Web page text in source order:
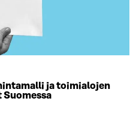
ja toimialojen